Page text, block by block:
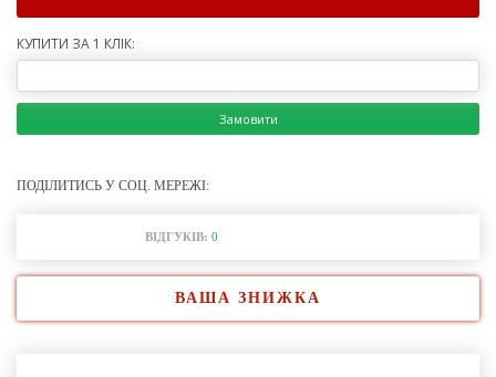
КУПИТИ ЗА 1 КЛІК:
Замовити
ПОДІЛИТИСЬ У СОЦ. МЕРЕЖІ:
ВІДГУКІВ: 0
ВАША ЗНИЖКА